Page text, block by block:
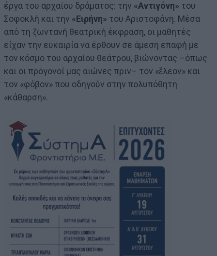
έργα του αρχαίου δράματος: την «Αντιγόνη» του
Σοφοκλή και την «Ειρήνη» του Αριστοφάνη. Μέσα
από τη ζωντανή θεατρική έκφραση, οι μαθητές
είχαν την ευκαιρία να έρθουν σε άμεση επαφή με
τον κόσμο του αρχαίου θεάτρου, βιώνοντας –όπως
και οι πρόγονοί μας αιώνες πριν– τον «ἔλεον» και
τον «φόβον» που οδηγούν στην πολυπόθητη
«κάθαρση».